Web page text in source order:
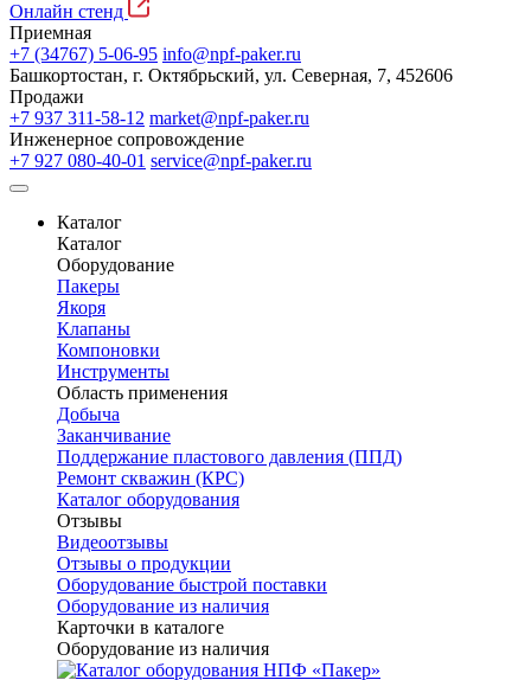
Онлайн стенд
Приемная
+7 (34767) 5-06-95 info@npf-paker.ru
Башкортостан, г. Октябрьский, ул. Северная, 7, 452606
Продажи
+7 937 311-58-12 market@npf-paker.ru
Инженерное сопровождение
+7 927 080-40-01 service@npf-paker.ru
Каталог
Каталог
Оборудование
Пакеры
Якоря
Клапаны
Компоновки
Инструменты
Область применения
Добыча
Заканчивание
Поддержание пластового давления (ППД)
Ремонт скважин (КРС)
Каталог оборудования
Отзывы
Видеоотзывы
Отзывы о продукции
Оборудование быстрой поставки
Оборудование из наличия
Карточки в каталоге
Оборудование из наличия